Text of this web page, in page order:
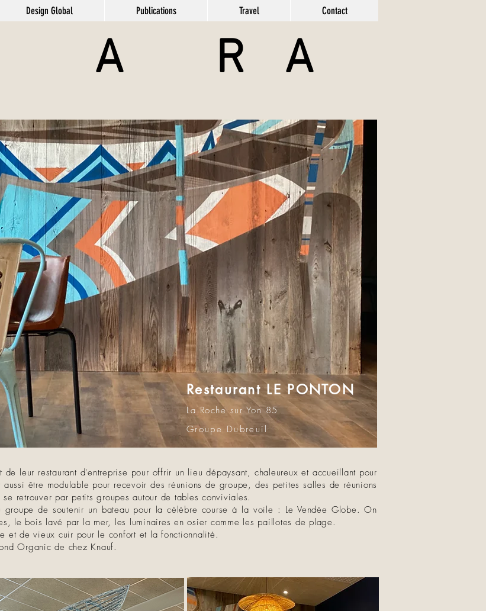
Design Global Publications Travel Contact
R A
Restaurant LE PONTON
La Roche sur Yon 85
Groupe Dubreuil
leur restaurant d'entreprise pour offrir un lieu dépaysant, chaleureux et accueillant pour
être modulable pour recevoir des réunions de groupe, des petites salles de réunions
retrouver par petits groupes autour de tables conviviales.
de soutenir un bateau pour la célèbre course à la voile : Le Vendée Globe. On
le bois lavé par la mer, les luminaires en osier comme les paillotes de plage.
et de vieux cuir pour le confort et la fonctionnalité.
Organic de chez Knauf.